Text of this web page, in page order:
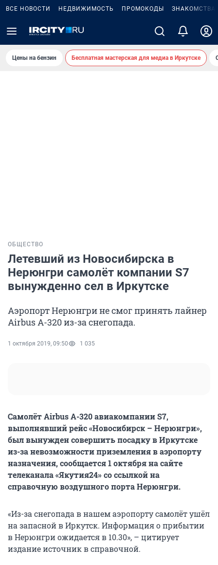
ВСЕ НОВОСТИ НЕДВИЖИМОСТЬ ПРОМОКОДЫ ЗНАКОМСТВА
Цены на бензин Бесплатная мастерская для медиа в Иркутске
ОБЩЕСТВО
Летевший из Новосибирска в
Нерюнгри самолёт компании S7
вынужденно сел в Иркутске
Аэропорт Нерюнгри не смог принять лайнер
Airbus A-320 из-за снегопада.
1 октября 2019, 09:50 1 035
Самолёт Airbus A-320 авиакомпании S7,
выполнявший рейс «Новосибирск – Нерюнгри»,
был вынужден совершить посадку в Иркутске
из-за невозможности приземления в аэропорту
назначения, сообщается 1 октября на сайте
телеканала «Якутия24» со ссылкой на
справочную воздушного порта Нерюнгри.
«Из-за снегопада в нашем аэропорту самолёт ушёл
на запасной в Иркутск. Информация о прибытии
в Нерюнгри ожидается в 10.30», – цитирует
издание источник в справочной.